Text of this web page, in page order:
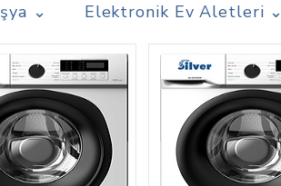
⌄ Elektronik Ev Aletleri ⌄